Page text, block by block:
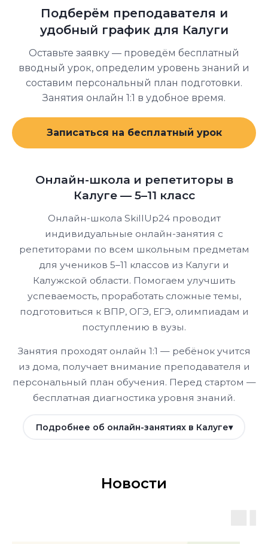
доводит до уровня экзамена.
Подберём преподавателя и
удобный график для Калуги
Оставьте заявку — проведём бесплатный
вводный урок, определим уровень знаний и
составим персональный план подготовки.
Занятия онлайн 1:1 в удобное время.
Записаться на бесплатный урок
Онлайн-школа и репетиторы в
Калуге — 5–11 класс
Онлайн-школа SkillUp24 проводит
индивидуальные онлайн-занятия с
репетиторами по всем школьным предметам
для учеников 5–11 классов из Калуги и
Калужской области. Помогаем улучшить
успеваемость, проработать сложные темы,
подготовиться к ВПР, ОГЭ, ЕГЭ, олимпиадам и
поступлению в вузы.
Занятия проходят онлайн 1:1 — ребёнок учится
из дома, получает внимание преподавателя и
персональный план обучения. Перед стартом —
бесплатная диагностика уровня знаний.
Подробнее об онлайн-занятиях в Калуге
Новости